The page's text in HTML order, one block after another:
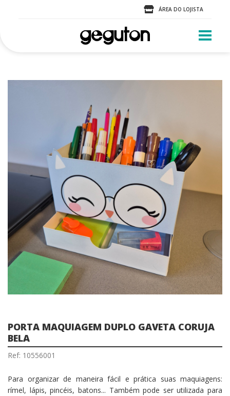
ÁREA DO LOJISTA
PORTA MAQUIAGEM DUPLO GAVETA CORUJA
BELA
Ref: 10556001
Para organizar de maneira fácil e prática suas maquiagens:
rímel, lápis, pincéis, batons... Também pode ser utilizada para